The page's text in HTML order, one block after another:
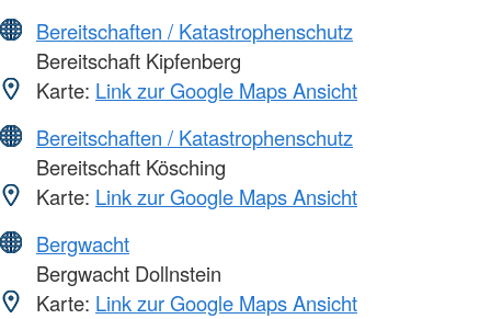
Bereitschaften / Katastrophenschutz
Bereitschaft Kipfenberg
Karte: Link zur Google Maps Ansicht
Bereitschaften / Katastrophenschutz
Bereitschaft Kösching
Karte: Link zur Google Maps Ansicht
Bergwacht
Bergwacht Dollnstein
Karte: Link zur Google Maps Ansicht